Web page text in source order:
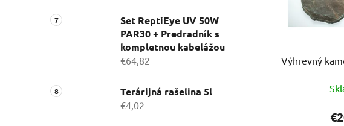
Set ReptiEye UV 50W
PAR30 + Predradník s
kompletnou kabelážou
€64,82
Terárijná rašelina 5l
€4,02
Výhrevný